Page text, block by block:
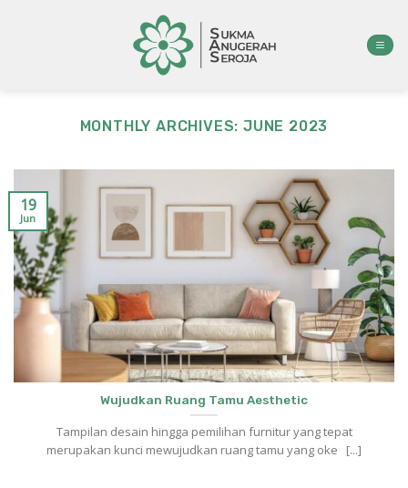
MONTHLY ARCHIVES:JUNE 2023
Wujudkan Ruang Tamu Aesthetic
Tampilan desain hingga pemilihan furnitur yang tepat
merupakan kunci mewujudkan ruang tamu yang oke [...]
19
Jun